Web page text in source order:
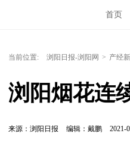
首页
当前位置: 浏阳日报-浏阳网 > 产经
浏阳烟花连
来源：浏阳日报 编辑：戴鹏 2021-